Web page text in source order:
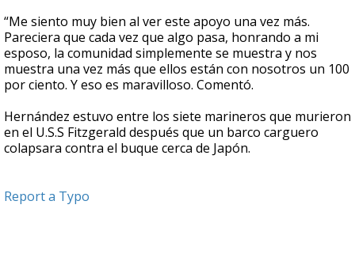
“Me siento muy bien al ver este apoyo una vez más.
Pareciera que cada vez que algo pasa, honrando a mi
esposo, la comunidad simplemente se muestra y nos
muestra una vez más que ellos están con nosotros un 100
por ciento. Y eso es maravilloso. Comentó.
Hernández estuvo entre los siete marineros que murieron
en el U.S.S Fitzgerald después que un barco carguero
colapsara contra el buque cerca de Japón.
Report a Typo